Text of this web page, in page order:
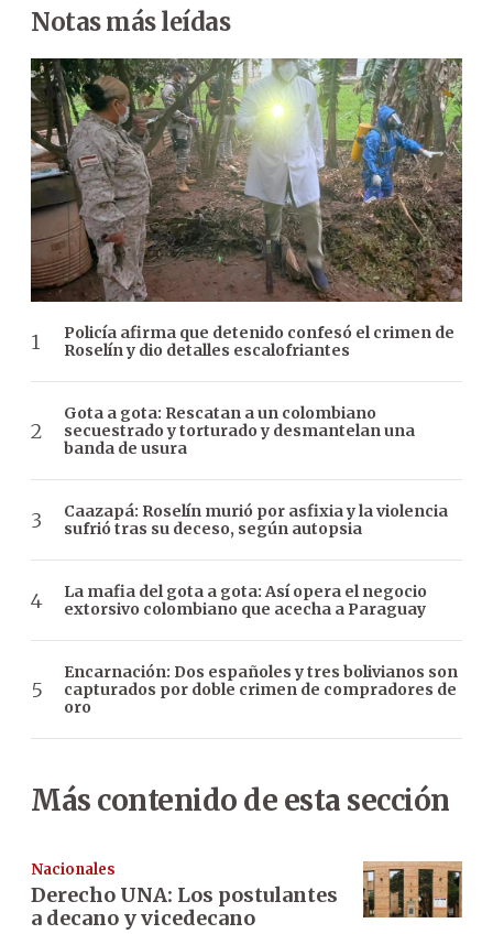
Notas más leídas
Policía afirma que detenido confesó el crimen de
Roselín y dio detalles escalofriantes
Gota a gota: Rescatan a un colombiano
secuestrado y torturado y desmantelan una
banda de usura
Caazapá: Roselín murió por asfixia y la violencia
sufrió tras su deceso, según autopsia
La mafia del gota a gota: Así opera el negocio
extorsivo colombiano que acecha a Paraguay
Encarnación: Dos españoles y tres bolivianos son
capturados por doble crimen de compradores de
oro
Más contenido de esta sección
Nacionales
Derecho UNA: Los postulantes
a decano y vicedecano